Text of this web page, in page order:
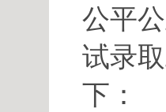
公平
试录
下：